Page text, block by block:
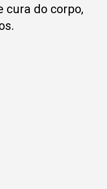
cura do corpo,